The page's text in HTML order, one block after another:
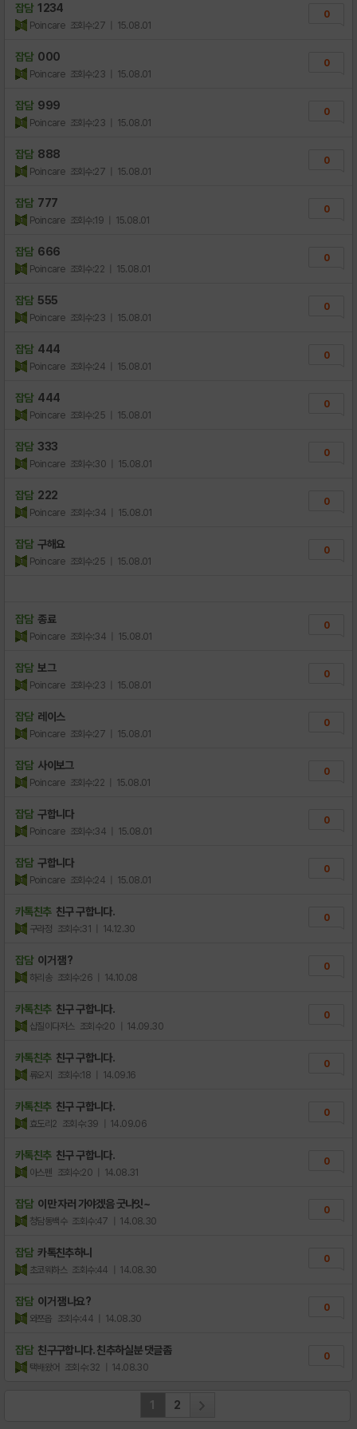
잡담 1234
Poincare 조회수:27 | 15.08.01
0
잡담 000
Poincare 조회수:23 | 15.08.01
0
잡담 999
Poincare 조회수:23 | 15.08.01
0
잡담 888
Poincare 조회수:27 | 15.08.01
0
잡담 777
Poincare 조회수:19 | 15.08.01
0
잡담 666
Poincare 조회수:22 | 15.08.01
0
잡담 555
Poincare 조회수:23 | 15.08.01
0
잡담 444
Poincare 조회수:24 | 15.08.01
0
잡담 444
Poincare 조회수:25 | 15.08.01
0
잡담 333
Poincare 조회수:30 | 15.08.01
0
잡담 222
Poincare 조회수:34 | 15.08.01
0
잡담 구해요
Poincare 조회수:25 | 15.08.01
0
잡담 종료
Poincare 조회수:34 | 15.08.01
0
잡담 보그
Poincare 조회수:23 | 15.08.01
0
잡담 레이스
Poincare 조회수:27 | 15.08.01
0
잡담 사이보그
Poincare 조회수:22 | 15.08.01
0
잡담 구합니다
Poincare 조회수:34 | 15.08.01
0
잡담 구합니다
Poincare 조회수:24 | 15.08.01
0
카톡친추 친구 구합니다.
구라정 조회수:31 | 14.12.30
0
잡담 이거 잼?
하리송 조회수:26 | 14.10.08
0
카톡친추 친구 구합니다.
삽질이다저스 조회수:20 | 14.09.30
0
카톡친추 친구 구합니다.
류오지 조회수:18 | 14.09.16
0
카톡친추 친구 구합니다.
효도리2 조회수:39 | 14.09.06
0
카톡친추 친구 구합니다.
아스펜 조회수:20 | 14.08.31
0
잡담 이만 자러 가야겠음 굿나잇~
청담동백수 조회수:47 | 14.08.30
0
잡담 카톡친추하니
초코웨하스 조회수:44 | 14.08.30
0
잡담 이거 잼나요?
와쯔옵 조회수:44 | 14.08.30
0
잡담 친구구합니다. 친추하실분 댓글좀
택배왔어 조회수:32 | 14.08.30
0
1 2